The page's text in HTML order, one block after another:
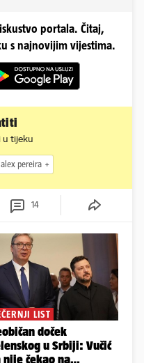
portala. Čitaj,
s najnovijim vijestima.
u tijeku
alex pereira
14